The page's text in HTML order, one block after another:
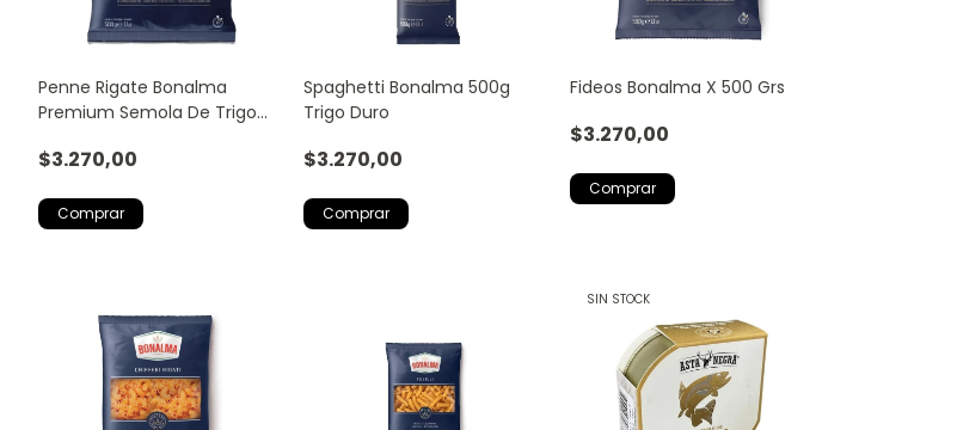
Penne Rigate Bonalma
Premium Semola De Trigo
$3.270,00
Spaghetti Bonalma 500g
Trigo Duro
$3.270,00
Fideos Bonalma X 500 Grs
$3.270,00
SIN STOCK